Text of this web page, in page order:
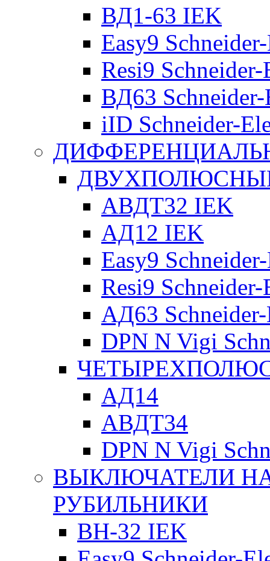
ВД1-63 IEK
Easy9
Resi9
ВД63
iID Schneider-
АВДТ32 IEK
АД12 IEK
Easy9
Resi9
АД63
DPN N Vigi
АД14
АВДТ34
DPN N Vigi
ВЫКЛЮЧАТЕЛИ
РУБИЛЬНИКИ
ВН-32 IEK